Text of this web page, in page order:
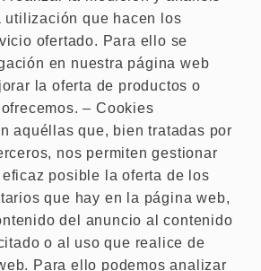
utilización que hacen los
ofertado. Para ello se
en nuestra página web
la oferta de productos o
– Cookies
aquéllas que, bien tratadas por
nos permiten gestionar
posible la oferta de los
que hay en la página web,
del anuncio al contenido
o al uso que realice de
Para ello podemos analizar